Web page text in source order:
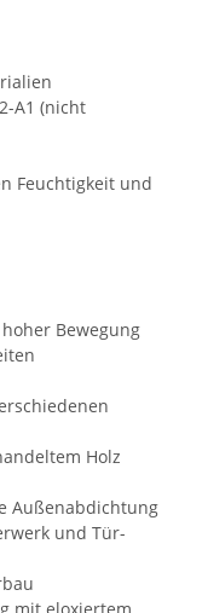
A1 (nicht
Feuchtigkeit und
Bewegung
Holz
Außenabdichtung
und Tür-